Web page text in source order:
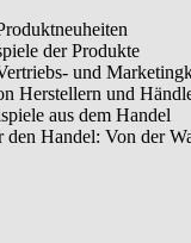
der Produkte
und
Herstellern und
aus dem Handel
den Handel: Von der